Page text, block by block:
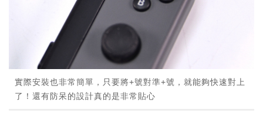
實際安裝也非常簡單，只要將+號對準+號，就能夠快速對上
了！還有防呆的設計真的是非常貼心